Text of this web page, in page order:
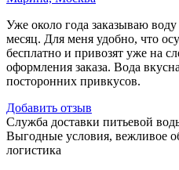
Уже около года заказываю
месяц. Для меня удобно, что
бесплатно и привозят уже на
оформления заказа. Вода
посторонних привкусов.
Добавить отзыв
Служба доставки питьевой
Выгодные условия, вежливое
логистика